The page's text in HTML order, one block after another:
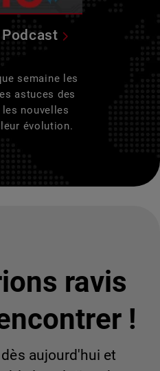
semaine les
astuces des
nouvelles
évolution.
ravis
!
aujourd'hui et